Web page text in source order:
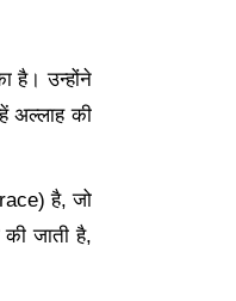
है। उन्होंने
अल्लाह की
है, जो
जाती है,